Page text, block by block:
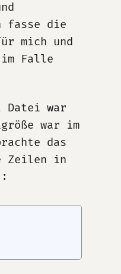
fasse die
mich und
Falle
Datei war
war im
das
Zeilen in